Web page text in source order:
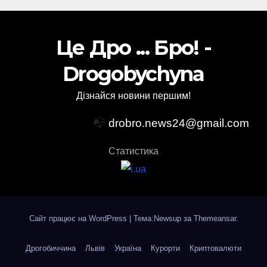
Це Дро ... Бро! -
Drogobychyna
Дізнайся новини першим!
📭 drobro.news24@gmail.com
Статистика
Сайт працює на WordPress Тема:Newsup за Themeansar.
Дрогобиччина Львів Україна Курорти Криптовалюти